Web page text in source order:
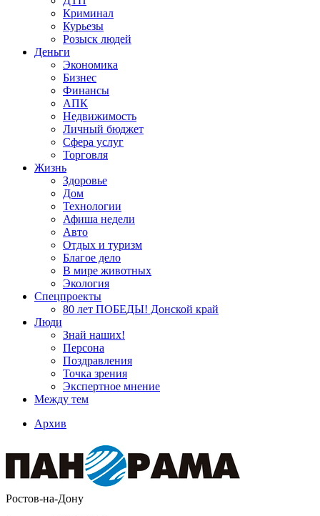
Криминал
Курьезы
Розыск людей
Деньги
Экономика
Бизнес
Финансы
АПК
Недвижимость
Личный бюджет
Сфера услуг
Торговля
Жизнь
Здоровье
Дом
Технологии
Афиша недели
Авто
Отдых и туризм
Благое дело
В мире животных
Экология
Спецпроекты
80 лет ПОБЕДЫ! Донской край
Люди
Знай наших!
Персона
Поздравления
Точка зрения
Экспертное мнение
Между тем
Архив
Ростов-на-Дону